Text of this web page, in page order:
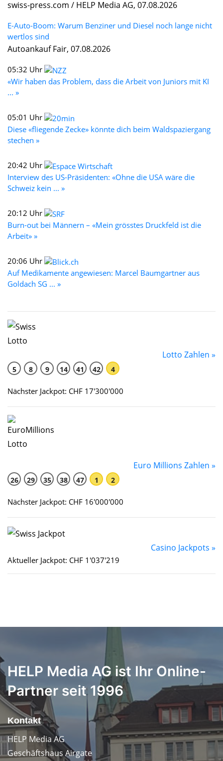
swiss-press.com / HELP Media AG, 07.08.2026
E-Auto-Boom: Warum Benziner und Diesel noch lange nicht
wertlos sind
Autoankauf Fair, 07.08.2026
05:32 Uhr
«Wir haben das Problem, dass die Arbeit von Juniors mit KI
... »
05:01 Uhr
Diese «fliegende Zecke» könnte dich beim Waldspaziergang
stechen »
20:42 Uhr
Interview des US-Präsidenten: «Ohne die USA wäre die
Schweiz kein ... »
20:12 Uhr
Burn-out bei Männern – «Mein grösstes Druckfeld ist die
Arbeit» »
20:06 Uhr
Auf Medikamente angewiesen: Marcel Baumgartner aus
Goldach SG ... »
Lotto Zahlen »
5 8 9 14 41 42 4
Nächster Jackpot: CHF 17'300'000
Euro Millions Zahlen »
26 29 35 38 47 1 2
Nächster Jackpot: CHF 16'000'000
Casino Jackpots »
Aktueller Jackpot: CHF 1'037'219
HELP Media AG ist Ihr Online-
Partner seit 1996
Kontakt
HELP Media AG
Geschäftshaus Airgate